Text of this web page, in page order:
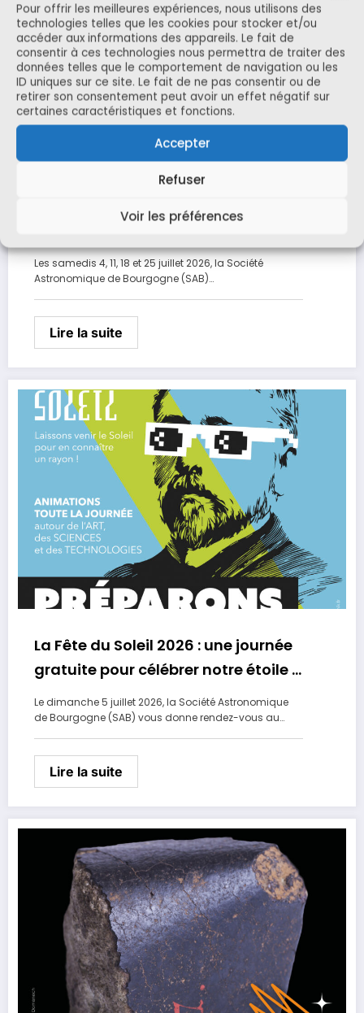
Pour offrir les meilleures expériences, nous utilisons des
technologies telles que les cookies pour stocker et/ou
accéder aux informations des appareils. Le fait de
consentir à ces technologies nous permettra de traiter des
données telles que le comportement de navigation ou les
ID uniques sur ce site. Le fait de ne pas consentir ou de
retirer son consentement peut avoir un effet négatif sur
certaines caractéristiques et fonctions.
Accepter
Refuser
Voir les préférences
Les Douces Nuits de juillet
Les samedis 4, 11, 18 et 25 juillet 2026, la Société
Astronomique de Bourgogne (SAB)…
Lire la suite
La Fête du Soleil 2026 : une journée
gratuite pour célébrer notre étoile à
Dijon
Le dimanche 5 juillet 2026, la Société Astronomique
de Bourgogne (SAB) vous donne rendez-vous au…
Lire la suite